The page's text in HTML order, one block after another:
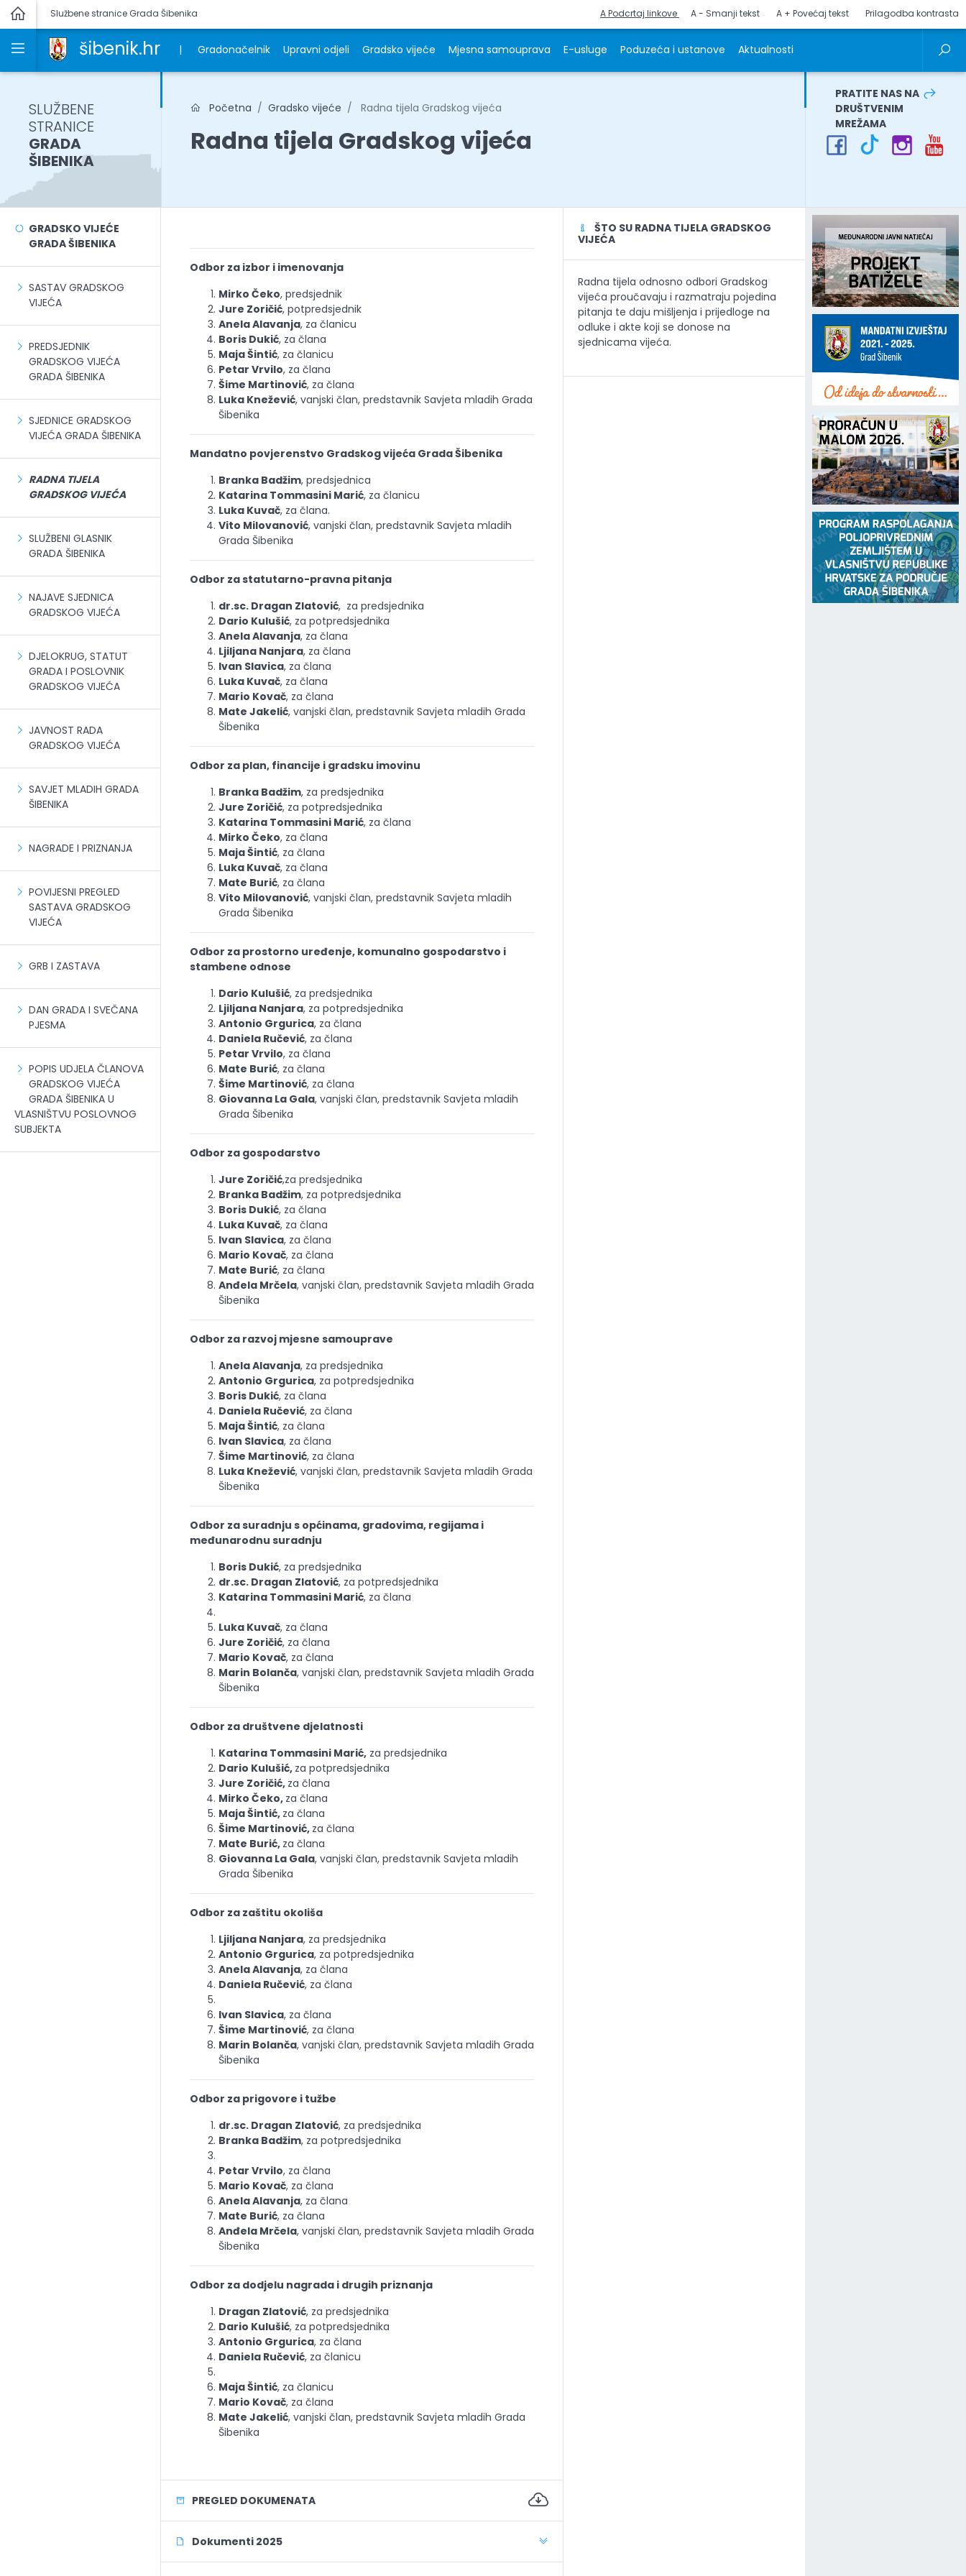
Službene stranice Grada Šibenika A Podcrtaj linkove A - Smanji tekst A + Povećaj tekst Prilagodba kontrasta
šibenik.hr | Gradonačelnik Upravni odjeli Gradsko vijeće Mjesna samouprava E-usluge Poduzeća i ustanove Aktualnosti
SLUŽBENE
STRANICE
GRADA
ŠIBENIKA
Početna Gradsko vijeće Radna tijela Gradskog vijeća
Radna tijela Gradskog vijeća
PRATITE NAS NA
DRUŠTVENIM
MREŽAMA
GRADSKO VIJEĆE
GRADA ŠIBENIKA
SASTAV GRADSKOG
VIJEĆA
PREDSJEDNIK
GRADSKOG VIJEĆA
GRADA ŠIBENIKA
SJEDNICE GRADSKOG
VIJEĆA GRADA ŠIBENIKA
RADNA TIJELA
GRADSKOG VIJEĆA
SLUŽBENI GLASNIK
GRADA ŠIBENIKA
NAJAVE SJEDNICA
GRADSKOG VIJEĆA
DJELOKRUG, STATUT
GRADA I POSLOVNIK
GRADSKOG VIJEĆA
JAVNOST RADA
GRADSKOG VIJEĆA
SAVJET MLADIH GRADA
ŠIBENIKA
NAGRADE I PRIZNANJA
POVIJESNI PREGLED
SASTAVA GRADSKOG
VIJEĆA
GRB I ZASTAVA
DAN GRADA I SVEČANA
PJESMA
POPIS UDJELA ČLANOVA
GRADSKOG VIJEĆA
GRADA ŠIBENIKA U
VLASNIŠTVU POSLOVNOG
SUBJEKTA
Odbor za izbor i imenovanja
Mirko Čeko, predsjednik
Jure Zoričić, potpredsjednik
Anela Alavanja, za članicu
Boris Dukić, za člana
Maja Šintić, za članicu
Petar Vrvilo, za člana
Šime Martinović, za člana
Luka Knežević, vanjski član, predstavnik Savjeta mladih Grada
Šibenika
Mandatno povjerenstvo Gradskog vijeća Grada Šibenika
Branka Badžim, predsjednica
Katarina Tommasini Marić, za članicu
Luka Kuvač, za člana.
Vito Milovanović, vanjski član, predstavnik Savjeta mladih
Grada Šibenika
Odbor za statutarno-pravna pitanja
dr.sc. Dragan Zlatović, za predsjednika
Dario Kulušić, za potpredsjednika
Anela Alavanja, za člana
Ljiljana Nanjara, za člana
Ivan Slavica, za člana
Luka Kuvač, za člana
Mario Kovač, za člana
Mate Jakelić, vanjski član, predstavnik Savjeta mladih Grada
Šibenika
Odbor za plan, financije i gradsku imovinu
Branka Badžim, za predsjednika
Jure Zoričić, za potpredsjednika
Katarina Tommasini Marić, za člana
Mirko Čeko, za člana
Maja Šintić, za člana
Luka Kuvač, za člana
Mate Burić, za člana
Vito Milovanović, vanjski član, predstavnik Savjeta mladih
Grada Šibenika
Odbor za prostorno uređenje, komunalno gospodarstvo i
stambene odnose
Dario Kulušić, za predsjednika
Ljiljana Nanjara, za potpredsjednika
Antonio Grgurica, za člana
Daniela Ručević, za člana
Petar Vrvilo, za člana
Mate Burić, za člana
Šime Martinović, za člana
Giovanna La Gala, vanjski član, predstavnik Savjeta mladih
Grada Šibenika
Odbor za gospodarstvo
Jure Zoričić,za predsjednika
Branka Badžim, za potpredsjednika
Boris Dukić, za člana
Luka Kuvač, za člana
Ivan Slavica, za člana
Mario Kovač, za člana
Mate Burić, za člana
Anđela Mrčela, vanjski član, predstavnik Savjeta mladih Grada
Šibenika
Odbor za razvoj mjesne samouprave
Anela Alavanja, za predsjednika
Antonio Grgurica, za potpredsjednika
Boris Dukić, za člana
Daniela Ručević, za člana
Maja Šintić, za člana
Ivan Slavica, za člana
Šime Martinović, za člana
Luka Knežević, vanjski član, predstavnik Savjeta mladih Grada
Šibenika
Odbor za suradnju s općinama, gradovima, regijama i
međunarodnu suradnju
Boris Dukić, za predsjednika
dr.sc. Dragan Zlatović, za potpredsjednika
Katarina Tommasini Marić, za člana
Luka Kuvač, za člana
Jure Zoričić, za člana
Mario Kovač, za člana
Marin Bolanča, vanjski član, predstavnik Savjeta mladih Grada
Šibenika
Odbor za društvene djelatnosti
Katarina Tommasini Marić, za predsjednika
Dario Kulušić, za potpredsjednika
Jure Zoričić, za člana
Mirko Čeko, za člana
Maja Šintić, za člana
Šime Martinović, za člana
Mate Burić, za člana
Giovanna La Gala, vanjski član, predstavnik Savjeta mladih
Grada Šibenika
Odbor za zaštitu okoliša
Ljiljana Nanjara, za predsjednika
Antonio Grgurica, za potpredsjednika
Anela Alavanja, za člana
Daniela Ručević, za člana
Ivan Slavica, za člana
Šime Martinović, za člana
Marin Bolanča, vanjski član, predstavnik Savjeta mladih Grada
Šibenika
Odbor za prigovore i tužbe
dr.sc. Dragan Zlatović, za predsjednika
Branka Badžim, za potpredsjednika
Petar Vrvilo, za člana
Mario Kovač, za člana
Anela Alavanja, za člana
Mate Burić, za člana
Anđela Mrčela, vanjski član, predstavnik Savjeta mladih Grada
Šibenika
Odbor za dodjelu nagrada i drugih priznanja
Dragan Zlatović, za predsjednika
Dario Kulušić, za potpredsjednika
Antonio Grgurica, za člana
Daniela Ručević, za članicu
Maja Šintić, za članicu
Mario Kovač, za člana
Mate Jakelić, vanjski član, predstavnik Savjeta mladih Grada
Šibenika
PREGLED DOKUMENATA
Dokumenti 2025
ŠTO SU RADNA TIJELA GRADSKOG
VIJEĆA
Radna tijela odnosno odbori Gradskog
vijeća proučavaju i razmatraju pojedina
pitanja te daju mišljenja i prijedloge na
odluke i akte koji se donose na
sjednicama vijeća.